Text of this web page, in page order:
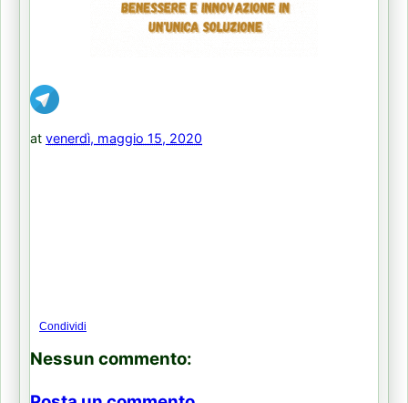
at venerdì, maggio 15, 2020
Condividi
Nessun commento: